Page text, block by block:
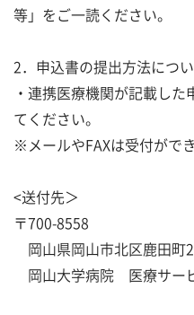
等」をご一読ください。
2．申込書の提出方法につい
・連携医療機関が記載し
てください。
※メールやFAXは受付がで
<送付先＞
〒700-8558
岡山県岡山市北区鹿田町
岡山大学病院 医療サー